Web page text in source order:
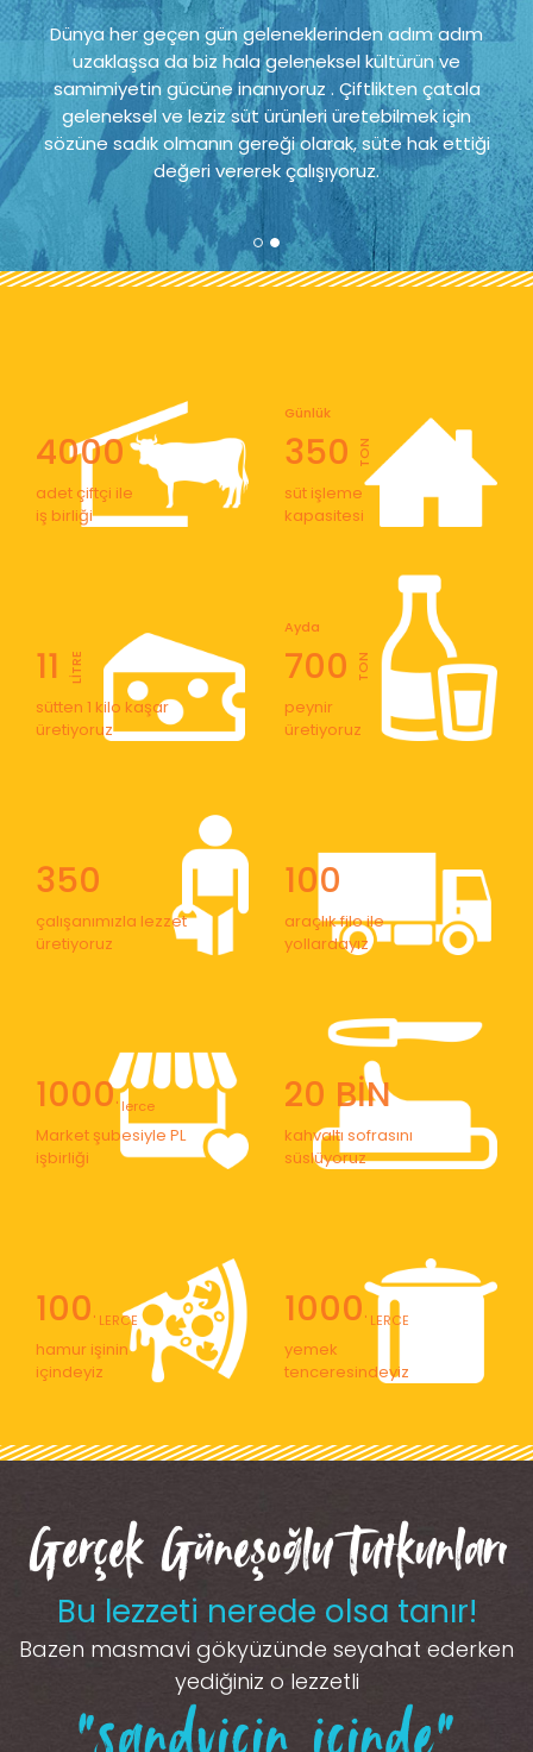
Dünya her geçen gün geleneklerinden adım adım
uzaklaşsa da biz hala geleneksel kültürün ve
samimiyetin gücüne inanıyoruz . Çiftlikten çatala
geleneksel ve leziz süt ürünleri üretebilmek için
sözüne sadık olmanın gereği olarak, süte hak ettiği
değeri vererek çalışıyoruz.
4000
adet çiftçi ile
iş birliği
350
Günlük
TON
süt işleme
kapasitesi
11 LİTRE
sütten 1 kilo kaşar
üretiyoruz
700
Ayda
TON
peynir
üretiyoruz
350
çalışanımızla lezzet
üretiyoruz
100
araçlık filo ile
yollardayız
1000' lerce
Market şubesiyle PL
işbirliği
20 BİN
kahvaltı sofrasını
süslüyoruz
100' LERCE
hamur işinin
içindeyiz
1000' LERCE
yemek
tenceresindeyiz
Gerçek Güneşoğlu Tutkunları
Bu lezzeti nerede olsa tanır!
Bazen masmavi gökyüzünde seyahat ederken
yediğiniz o lezzetli